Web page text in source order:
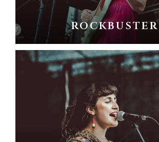
rockbuster